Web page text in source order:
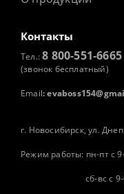
Контакты
Тел.:8 800-551-6665
(звонок бесплатный)
Email:
г. Новосибирск, ул.
Режим работы: пн-пт с
сб-вс с